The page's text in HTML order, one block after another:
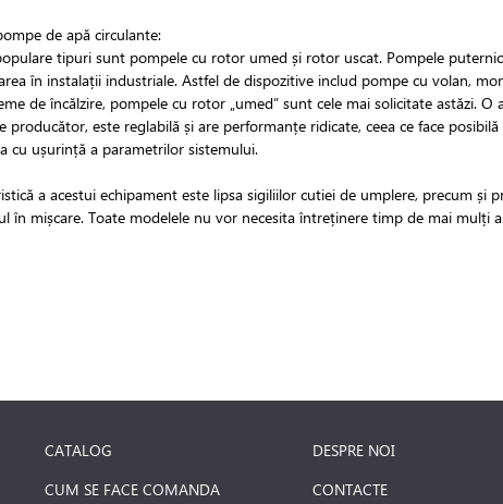
de apă circulante:
tipuri sunt pompele cu rotor umed și rotor uscat. Pompele
în instalații industriale. Astfel de dispozitive includ pompe cu volan,
de încălzire, pompele cu rotor „umed” sunt cele mai solicitate astăzi.
producător, este reglabilă și are performanțe ridicate, ceea ce face
cu ușurință a parametrilor sistemului.
a acestui echipament este lipsa sigiliilor cutiei de umplere, precum
în mișcare. Toate modelele nu vor necesita întreținere timp de mai mulți
CATALOG
CUM SE FACE COMANDA
DESPRE NOI
CONTACTE